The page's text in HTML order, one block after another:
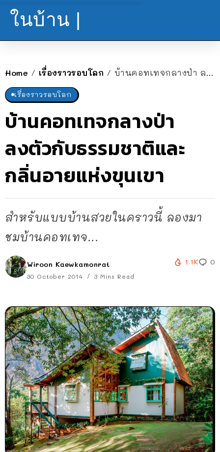
ในบ้าน |
Home / เรื่องราวรอบโลก / บ้านคอทเทจกลางป่า ลงตัวกับธรรมชาติและกลิ่นอายแห่งขุนเขา
เรื่องราวรอบโลก
บ้านคอทเทจกลางป่า
ลงตัวกับธรรมชาติและ
กลิ่นอายแห่งขุนเขา
สำหรับแบบบ้านสวยในคราวนี้ ลองมา
ชมบ้านคอทเทจ...
Wiroon Kaewkamonrat
30 October 2014 3 Mins Read
1.1K 0